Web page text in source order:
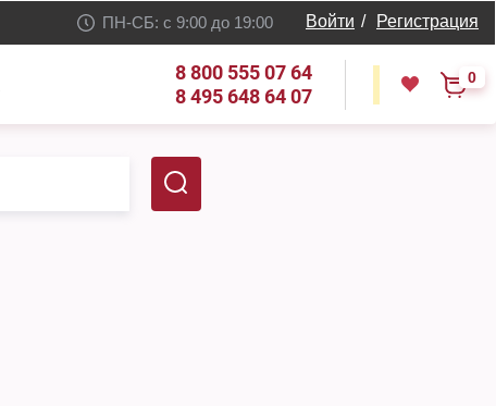
ПН-СБ: с 9:00 до 19:00 Войти / Регистрация
8 800 555 07 64
8 495 648 64 07
0